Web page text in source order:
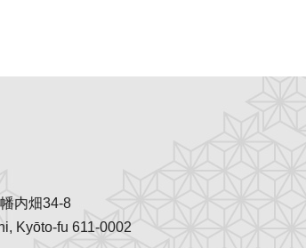
内畑34-8
Kyōto-fu 611-0002